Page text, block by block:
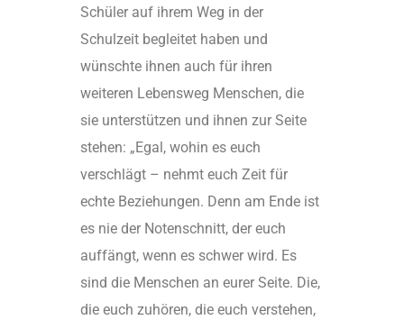
Schüler auf ihrem Weg in der
Schulzeit begleitet haben und
wünschte ihnen auch für ihren
weiteren Lebensweg Menschen, die
sie unterstützen und ihnen zur Seite
stehen: „Egal, wohin es euch
verschlägt – nehmt euch Zeit für
echte Beziehungen. Denn am Ende ist
es nie der Notenschnitt, der euch
auffängt, wenn es schwer wird. Es
sind die Menschen an eurer Seite. Die,
die euch zuhören, die euch verstehen,